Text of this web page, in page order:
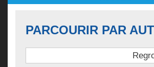
PARCOURIR PAR